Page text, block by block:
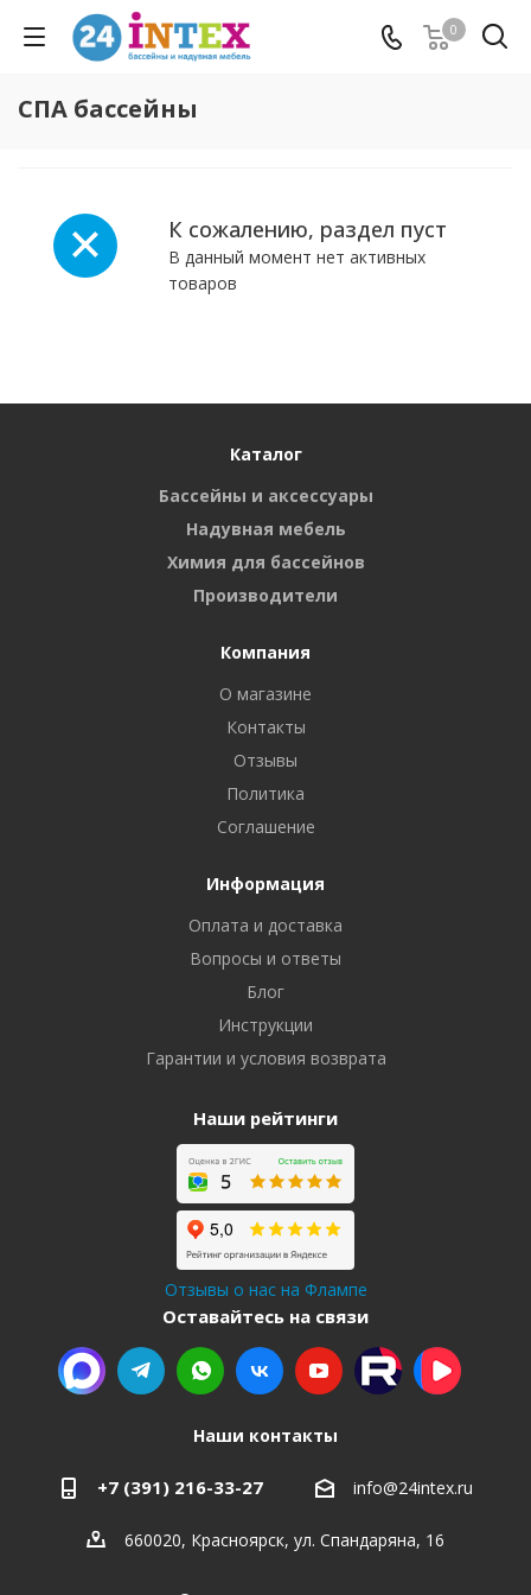
0
СПА бассейны
К сожалению, раздел пуст
В данный момент нет активных
товаров
Каталог
Бассейны и аксессуары
Надувная мебель
Химия для бассейнов
Производители
Компания
О магазине
Контакты
Отзывы
Политика
Соглашение
Информация
Оплата и доставка
Вопросы и ответы
Блог
Инструкции
Гарантии и условия возврата
Наши рейтинги
Отзывы о нас на Флампе
Оставайтесь на связи
Наши контакты
+7 (391) 216-33-27 info@24intex.ru
660020, Красноярск, ул. Спандаряна, 16